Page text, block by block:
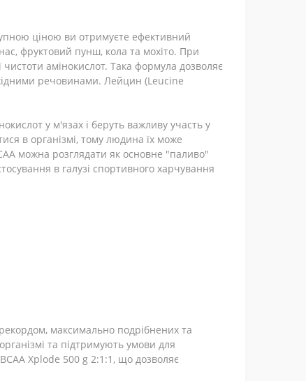
ціною ви отримуєте ефективний
фруктовий пунш, кола та мохіто. При
амінокислот. Така формула дозволяє
речовинами. Лейцин (Leucine
у м'язах і беруть важливу участь у
в організмі, тому людина їх може
можна розглядати як основне "паливо"
в галузі спортивного харчування
максимально подрібнених та
та підтримують умови для
Xplode 500 g 2:1:1, що дозволяє